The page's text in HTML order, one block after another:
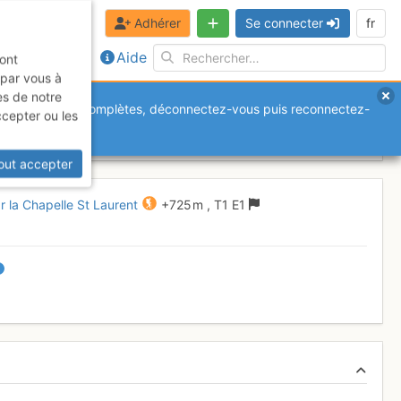
Aide
Adhérer Se connecter fr
ou incomplètes, déconnectez-vous puis reconnectez-
la Chapelle St Laurent +725 m ,T1 E1
vous à
de notre
ou les
accepter